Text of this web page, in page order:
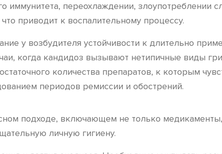
переохлаждении, злоупотреблении
приводит к воспалительному процессу.
у возбудителя устойчивости к длительно
когда кандидоз вызывают нетипичные виды
количества препаратов, к которым
периодов ремиссии и обострений.
подходе, включающем не только
личную гигиену.